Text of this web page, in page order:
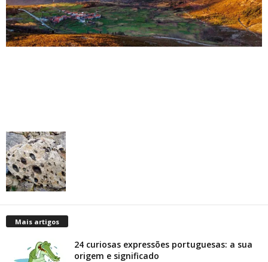
Mais artigos
24 curiosas expressões portuguesas: a sua
origem e significado